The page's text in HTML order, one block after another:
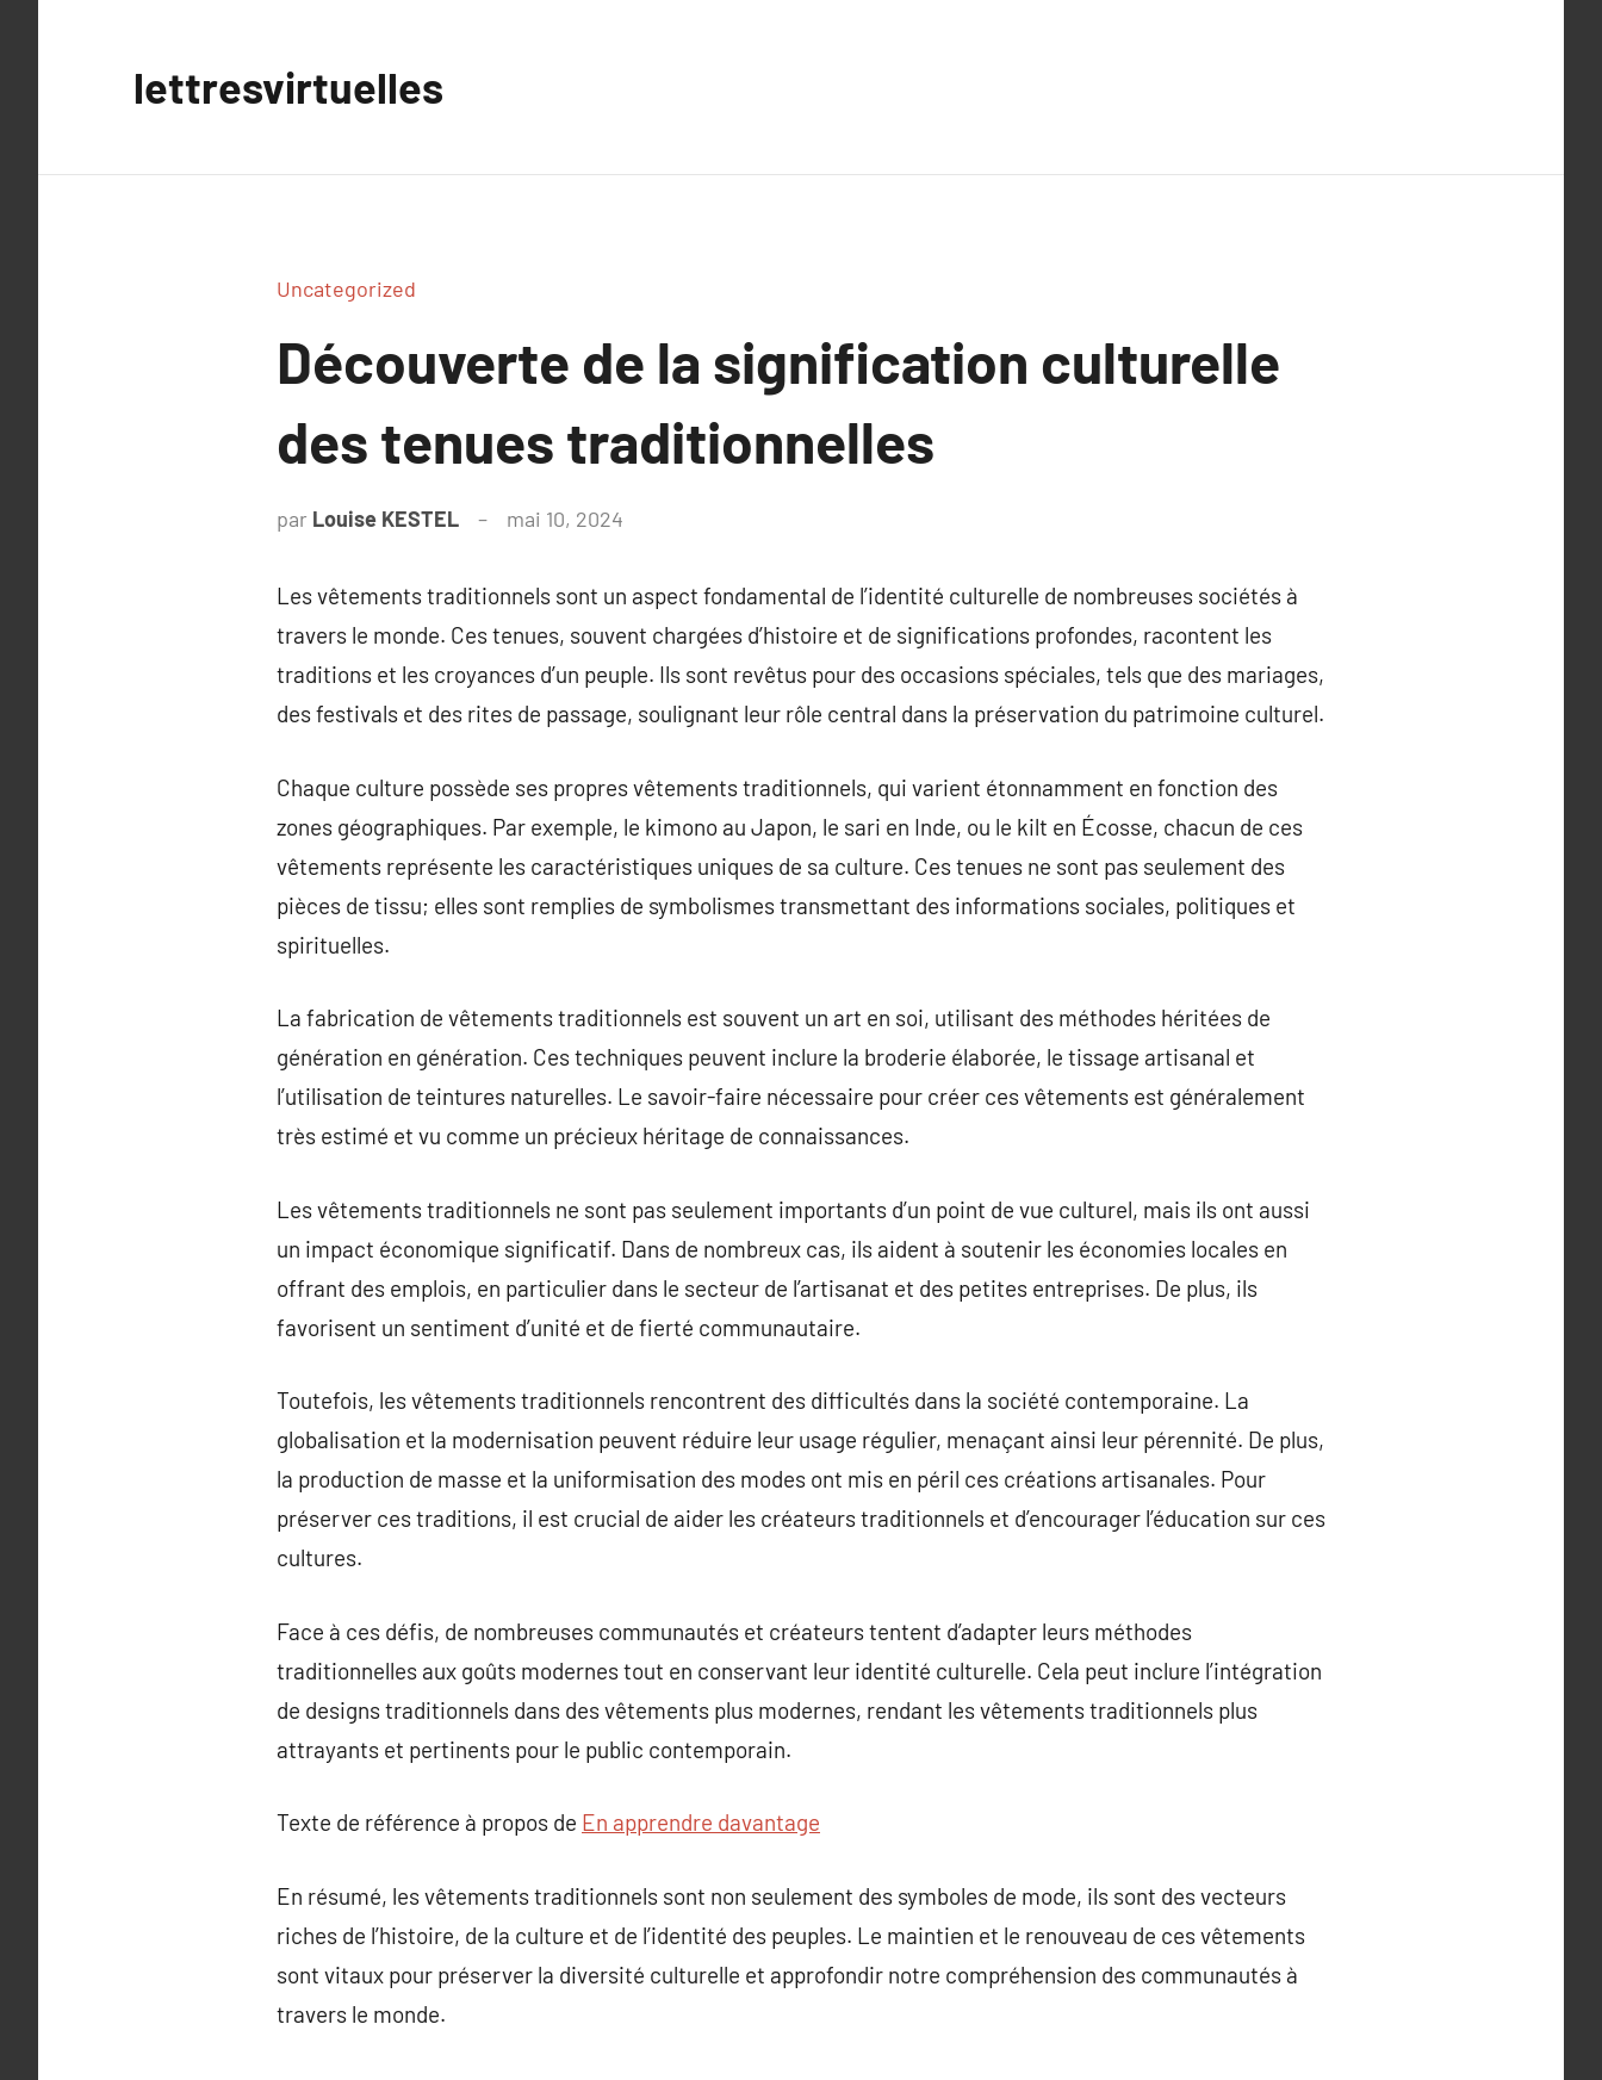
lettresvirtuelles
Uncategorized
Découverte de la signification culturelle
des tenues traditionnelles
par Louise KESTEL mai 10, 2024
Les vêtements traditionnels sont un aspect fondamental de l’identité culturelle de nombreuses sociétés à
travers le monde. Ces tenues, souvent chargées d’histoire et de significations profondes, racontent les
traditions et les croyances d’un peuple. Ils sont revêtus pour des occasions spéciales, tels que des mariages,
des festivals et des rites de passage, soulignant leur rôle central dans la préservation du patrimoine culturel.
Chaque culture possède ses propres vêtements traditionnels, qui varient étonnamment en fonction des
zones géographiques. Par exemple, le kimono au Japon, le sari en Inde, ou le kilt en Écosse, chacun de ces
vêtements représente les caractéristiques uniques de sa culture. Ces tenues ne sont pas seulement des
pièces de tissu; elles sont remplies de symbolismes transmettant des informations sociales, politiques et
spirituelles.
La fabrication de vêtements traditionnels est souvent un art en soi, utilisant des méthodes héritées de
génération en génération. Ces techniques peuvent inclure la broderie élaborée, le tissage artisanal et
l’utilisation de teintures naturelles. Le savoir-faire nécessaire pour créer ces vêtements est généralement
très estimé et vu comme un précieux héritage de connaissances.
Les vêtements traditionnels ne sont pas seulement importants d’un point de vue culturel, mais ils ont aussi
un impact économique significatif. Dans de nombreux cas, ils aident à soutenir les économies locales en
offrant des emplois, en particulier dans le secteur de l’artisanat et des petites entreprises. De plus, ils
favorisent un sentiment d’unité et de fierté communautaire.
Toutefois, les vêtements traditionnels rencontrent des difficultés dans la société contemporaine. La
globalisation et la modernisation peuvent réduire leur usage régulier, menaçant ainsi leur pérennité. De plus,
la production de masse et la uniformisation des modes ont mis en péril ces créations artisanales. Pour
préserver ces traditions, il est crucial de aider les créateurs traditionnels et d’encourager l’éducation sur ces
cultures.
Face à ces défis, de nombreuses communautés et créateurs tentent d’adapter leurs méthodes
traditionnelles aux goûts modernes tout en conservant leur identité culturelle. Cela peut inclure l’intégration
de designs traditionnels dans des vêtements plus modernes, rendant les vêtements traditionnels plus
attrayants et pertinents pour le public contemporain.
Texte de référence à propos de En apprendre davantage
En résumé, les vêtements traditionnels sont non seulement des symboles de mode, ils sont des vecteurs
riches de l’histoire, de la culture et de l’identité des peuples. Le maintien et le renouveau de ces vêtements
sont vitaux pour préserver la diversité culturelle et approfondir notre compréhension des communautés à
travers le monde.